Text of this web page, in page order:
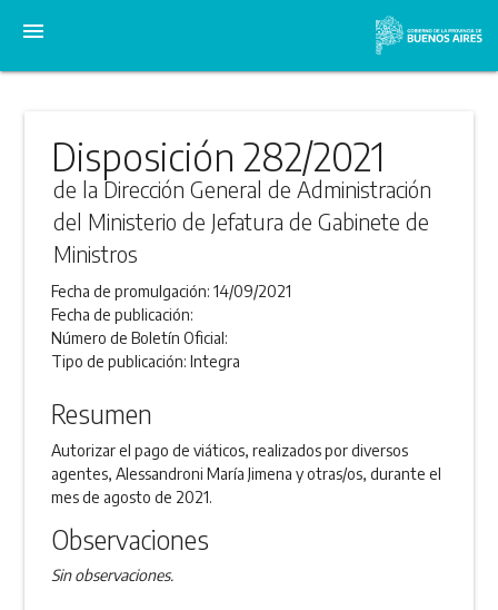
menu
Disposición 282/2021
de la Dirección General de Administración
del Ministerio de Jefatura de Gabinete de
Ministros
Fecha de promulgación:14/09/2021
Fecha de publicación:
Número de Boletín Oficial:
Tipo de publicación:Integra
Resumen
Autorizar el pago de viáticos, realizados por diversos
agentes, Alessandroni María Jimena y otras/os, durante el
mes de agosto de 2021.
Observaciones
Sin observaciones.